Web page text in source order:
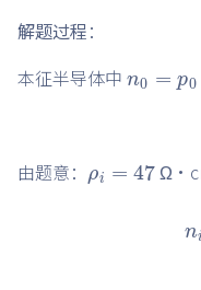
解题过程：
本征半导体中
由题意：
=1